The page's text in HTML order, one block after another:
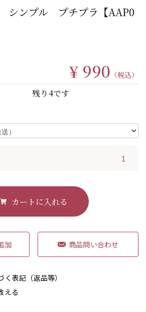
シンプル プチプラ【AAP0
¥ 990 （税込）
残り4です
カートに入れる
商品問い合わせ
表記（返品等）
える